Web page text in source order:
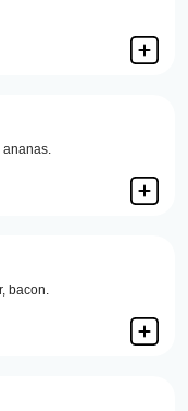
ananas.
bacon.